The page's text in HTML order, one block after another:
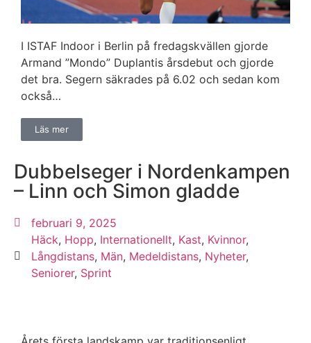
I ISTAF Indoor i Berlin på fredagskvällen gjorde
Armand ”Mondo” Duplantis årsdebut och gjorde
det bra. Segern säkrades på 6.02 och sedan kom
också…
Läs mer
Dubbelseger i Nordenkampen
– Linn och Simon gladde
februari 9, 2025
Häck, Hopp, Internationellt, Kast, Kvinnor,
Långdistans, Män, Medeldistans, Nyheter,
Seniorer, Sprint